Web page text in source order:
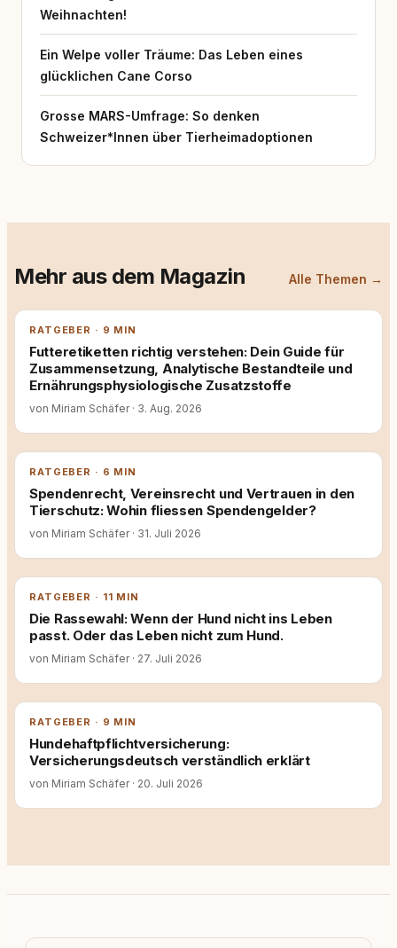
Herausgeber verstehen wir rundum.dog als
journalistisches Magazin für
Hundehalterinnen und Hundehalter aus
unterschiedlichen Lebensrealitäten und mit
unterschiedlichen Anforderungen. Tierschutz
redaktionellen Arbeit und wird als
Verantwortung verstanden, die Fachlichkeit,
Ziel des Magazins ist es, Orientierung zu
zusammenarbeiten – im Alltag, im Training
Weihnachten!
Ein Welpe voller Träume: Das Leben eines
glücklichen Cane Corso
Grosse MARS-Umfrage: So denken
Schweizer*Innen über Tierheimadoptionen
Mehr aus dem Magazin Alle Themen →
RATGEBER · 9 MIN
Futteretiketten richtig verstehen: Dein Guide für
Zusammensetzung, Analytische Bestandteile und
Ernährungsphysiologische Zusatzstoffe
von Miriam Schäfer · 3. Aug. 2026
RATGEBER · 6 MIN
Spendenrecht, Vereinsrecht und Vertrauen in den
Tierschutz: Wohin fliessen Spendengelder?
von Miriam Schäfer · 31. Juli 2026
RATGEBER · 11 MIN
Die Rassewahl: Wenn der Hund nicht ins Leben
passt. Oder das Leben nicht zum Hund.
von Miriam Schäfer · 27. Juli 2026
RATGEBER · 9 MIN
Hundehaftpflichtversicherung:
Versicherungsdeutsch verständlich erklärt
von Miriam Schäfer · 20. Juli 2026